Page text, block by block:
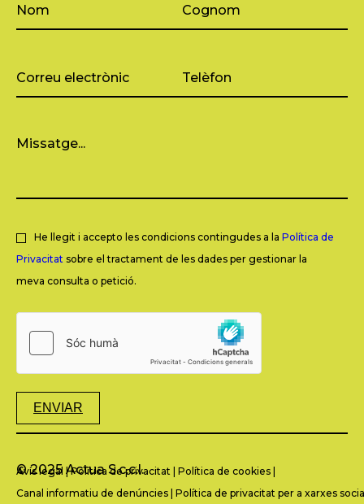
He llegit i accepto les condicions contingudes a la Política de
Privacitat sobre el tractament de les dades per gestionar la
meva consulta o petició.
ENVIAR
© 2025 Actua S.c.c.l.
Avís legal |Política de privacitat Política de cookies
Canal informatiu de denúncies Política de privacitat per a xarxes